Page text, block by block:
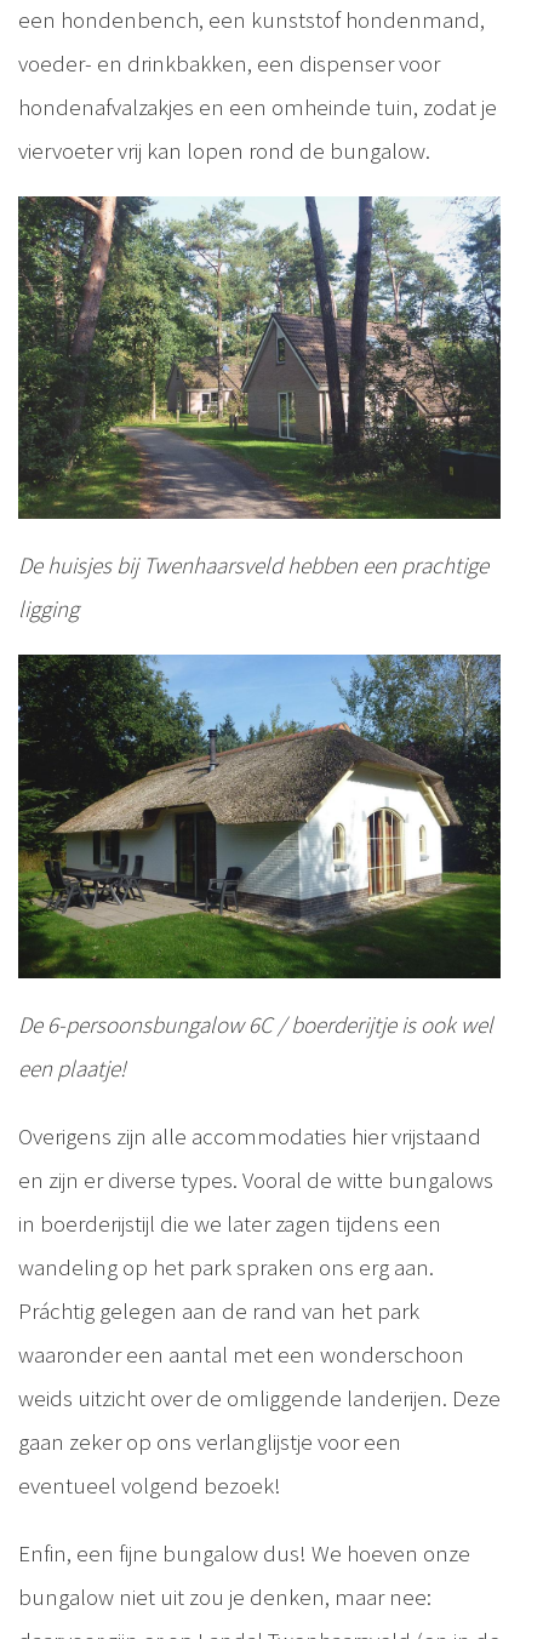
een hondenbench, een kunststof hondenmand,
voeder- en drinkbakken, een dispenser voor
hondenafvalzakjes en een omheinde tuin, zodat je
viervoeter vrij kan lopen rond de bungalow.
De huisjes bij Twenhaarsveld hebben een prachtige
ligging
De 6-persoonsbungalow 6C / boerderijtje is ook wel
een plaatje!
Overigens zijn alle accommodaties hier vrijstaand
en zijn er diverse types. Vooral de witte bungalows
in boerderijstijl die we later zagen tijdens een
wandeling op het park spraken ons erg aan.
Práchtig gelegen aan de rand van het park
waaronder een aantal met een wonderschoon
weids uitzicht over de omliggende landerijen. Deze
gaan zeker op ons verlanglijstje voor een
eventueel volgend bezoek!
Enfin, een fijne bungalow dus! We hoeven onze
bungalow niet uit zou je denken, maar nee: